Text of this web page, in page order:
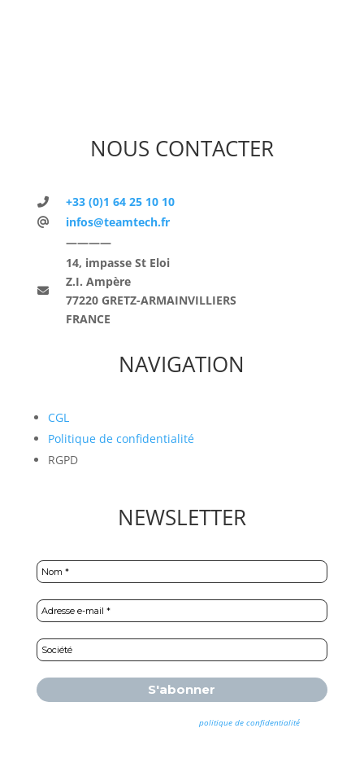
NOUS CONTACTER
+33 (0)1 64 25 10 10
infos@teamtech.fr
————
14, impasse St Eloi
Z.I. Ampère
77220 GRETZ-ARMAINVILLIERS
FRANCE
NAVIGATION
CGL
Politique de confidentialité
RGPD
NEWSLETTER
politique de confidentialitépour
plus d’informations.